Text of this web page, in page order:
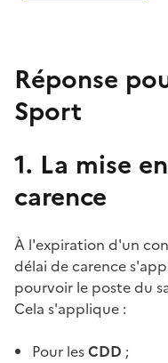
Réponse
Sport
1. La mise
carence
À l'expiration d'un
délai de carence
pourvoir le poste du
Cela s'applique :
Pour lesCDD ;